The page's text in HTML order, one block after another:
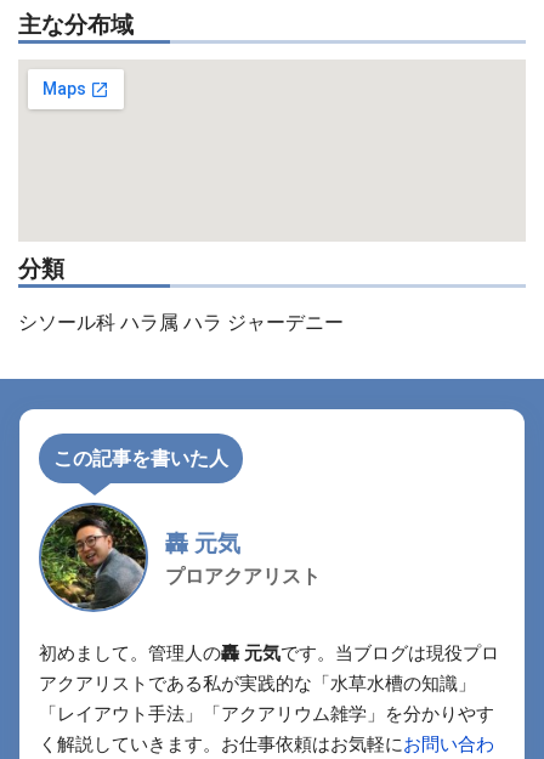
主な分布域
分類
シソール科 ハラ属 ハラ ジャーデニー
この記事を書いた人
轟 元気
プロアクアリスト
初めまして。管理人の轟 元気です。当ブログは現役プロ
アクアリストである私が実践的な「水草水槽の知識」
「レイアウト手法」「アクアリウム雑学」を分かりやす
く解説していきます。お仕事依頼はお気軽にお問い合わ